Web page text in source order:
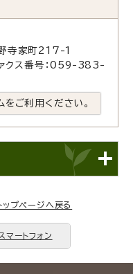
寺家町217-1
ス番号：059-383-
ご利用ください。
ップページへ戻る
マートフォン